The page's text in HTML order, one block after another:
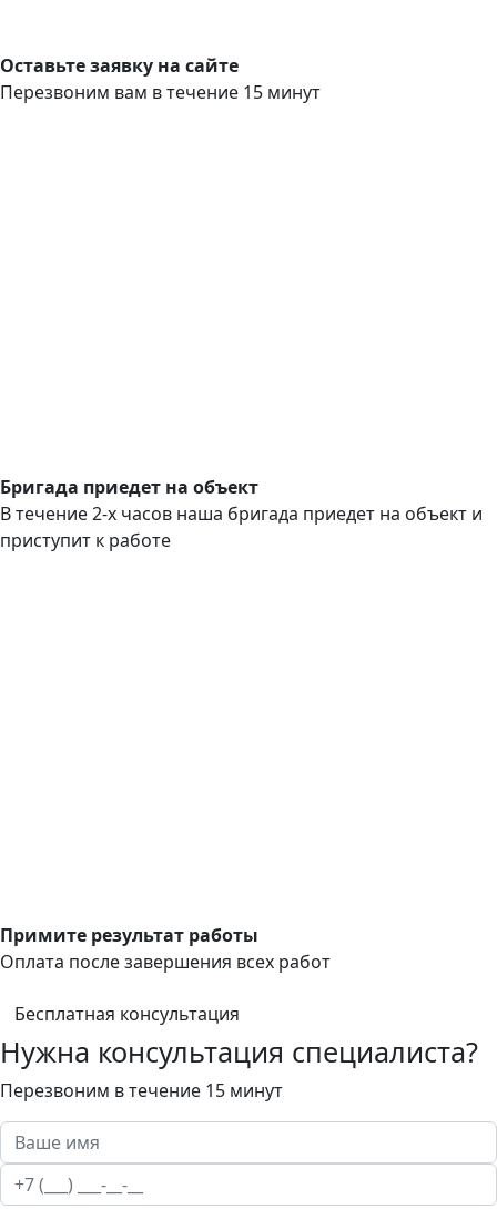
Оставьте заявку на сайте
Перезвоним вам в течение 15 минут
Бригада приедет на объект
В течение 2-х часов наша бригада приедет на объект и
приступит к работе
Примите результат работы
Оплата после завершения всех работ
Бесплатная консультация
Нужна консультация специалиста?
Перезвоним в течение 15 минут